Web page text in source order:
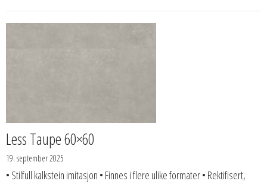
Less Taupe 60×60
19. september 2025
• Stilfull kalkstein imitasjon • Finnes i flere ulike formater • Rektifisert,